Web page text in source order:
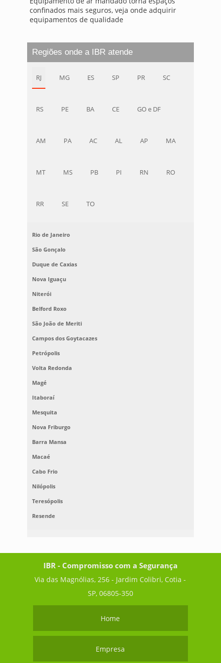
confinados mais seguros, veja onde adquirir
equipamentos de qualidade
Regiões onde a IBR atende
RJ MG ES SP PR SC
RS PE BA CE GO e DF
AM PA AC AL AP MA
MT MS PB PI RN RO
RR SE TO
Rio de Janeiro
São Gonçalo
Duque de Caxias
Nova Iguaçu
Niterói
Belford Roxo
São João de Meriti
Campos dos Goytacazes
Petrópolis
Volta Redonda
Magé
Itaboraí
Mesquita
Nova Friburgo
Barra Mansa
Macaé
Cabo Frio
Nilópolis
Teresópolis
Resende
IBR - Compromisso com a Segurança
Via das Magnólias, 256 - Jardim Colibri, Cotia -
SP, 06805-350
Home
Empresa